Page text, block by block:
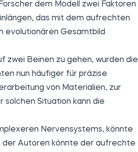
dem Modell zwei Faktoren
das mit dem aufrechten
evolutionären Gesamtbild
zwei Beinen zu gehen, wurden die
nun häufiger für präzise
von Materialien, zur
solchen Situation kann die
Nervensystems, könnte
der Autoren könnte der aufrechte